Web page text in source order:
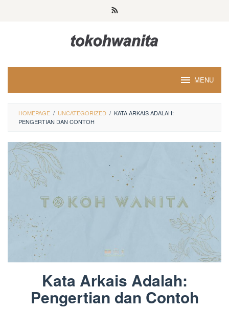
MENU
HOMEPAGE / UNCATEGORIZED / KATA ARKAIS ADALAH:
PENGERTIAN DAN CONTOH
Kata Arkais Adalah:
Pengertian dan Contoh